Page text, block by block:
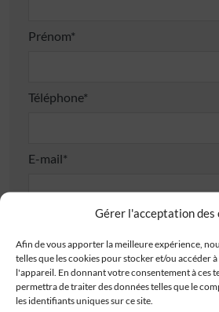
Gérer l'acceptation des
Afin de vous apporter la meilleure expérience,
telles que les cookies pour stocker et/ou accéder
l'appareil. En donnant votre consentement à ces
permettra de traiter des données telles que le
les identifiants uniques sur ce site.
Prénom*
Téléphone*
E-mail*